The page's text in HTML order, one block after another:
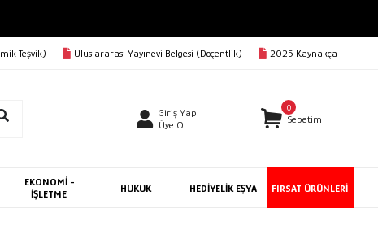
Teşvik) Uluslararası Yayınevi Belgesi (Doçentlik) 2025 Kaynakça
Giriş Yap
Üye Ol
0
Sepetim
EKONOMİ -
İŞLETME
HUKUK HEDİYELİK EŞYA FIRSAT ÜRÜNLERİ